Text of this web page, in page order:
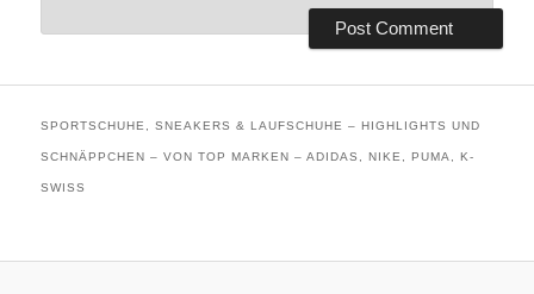
SPORTSCHUHE, SNEAKERS & LAUFSCHUHE – HIGHLIGHTS UND
SCHNÄPPCHEN – VON TOP MARKEN – ADIDAS, NIKE, PUMA, K-
SWISS